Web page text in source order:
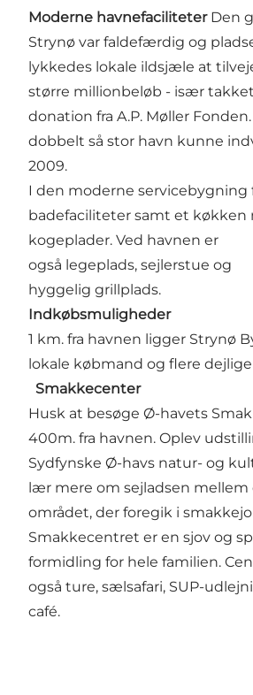
Moderne havnefaciliteterDen
Strynø var faldefærdig og
lykkedes lokale ildsjæle at
større millionbeløb - især
donation fra A.P. Møller
dobbelt så stor havn kunne
2009.
I den moderne servicebygning
badefaciliteter samt et køkken
kogeplader. Ved havnen er
også legeplads, sejlerstue og
hyggelig grillplads.
Indkøbsmuligheder
1 km. fra havnen ligger Strynø
lokale købmand og flere
Smakkecenter
Husk at besøge Ø-havets
400m. fra havnen. Oplev
Sydfynske Ø-havs natur- og
lær mere om sejladsen mellem
området, der foregik i
Smakkecentret er en sjov og
formidling for hele familien.
også ture, sælsafari, SUP-
café.